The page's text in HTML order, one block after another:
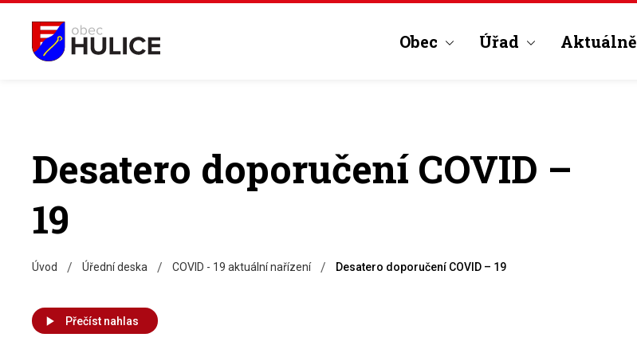
Obec Úřad Aktuálně
Desatero doporučení COVID –
19
Úvod / Úřední deska / COVID - 19 aktuální nařízení / Desatero doporučení COVID – 19
Přečíst nahlas